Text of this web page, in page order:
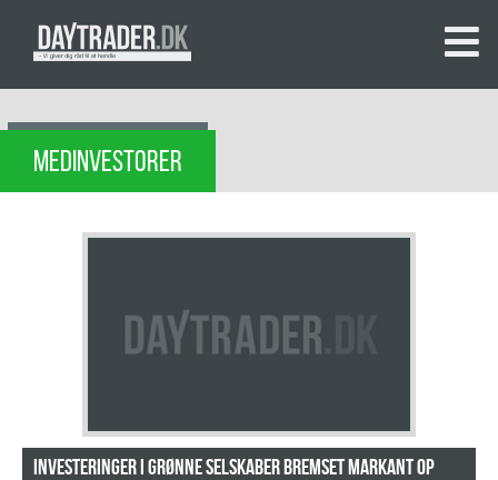
MEDINVESTORER
Investeringer i grønne selskaber bremset markant op